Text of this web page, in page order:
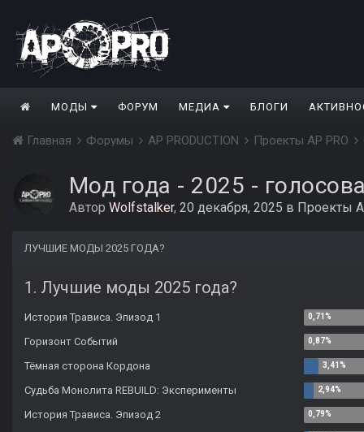
МОДЫ ФОРУМ МЕДИА БЛОГИ
Главная Форумы AP PRODUCTION Проекты AP PRO
Мод года - 2025 -
Автор Wolfstalker, 20 декабря, 2025 в Проекты
ЛУЧШИЕ МОДЫ 2025 ГОДА?
1. Лучшие моды 2025 года?
История Трависа. Эпизод 1
Горизонт Событий
Тёмная сторона Кордона
Судьба Монолита REBUILD: Эксперименты
История Трависа. Эпизод 2